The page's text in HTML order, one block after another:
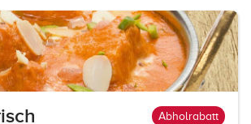
Abholrabatt